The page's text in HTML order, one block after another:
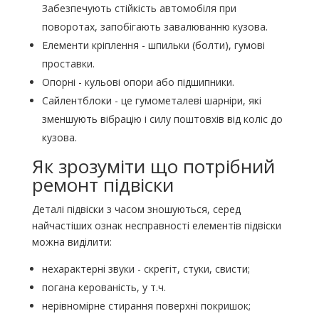
Забезпечують стійкість автомобіля при
поворотах, запобігають завалюванню кузова.
Елементи кріплення - шпильки (болти), гумові
проставки.
Опорні - кульові опори або підшипники.
Сайлентблоки - це гумометалеві шарніри, які
зменшують вібрацію і силу поштовхів від коліс до
кузова.
Як зрозуміти що потрібний
ремонт підвіски
Деталі підвіски з часом зношуються, серед
найчастіших ознак несправності елементів підвіски
можна виділити:
нехарактерні звуки - скрегіт, стуки, свисти;
погана керованість, у т.ч.
нерівномірне стирання поверхні покришок;